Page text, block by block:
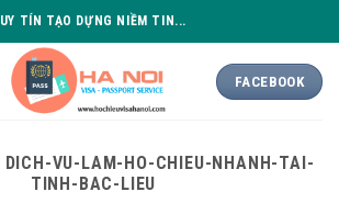
UY TÍN TẠO DỰNG NIỀM TIN...
FACEBOOK
DICH-VU-LAM-HO-CHIEU-NHANH-TAI-
TINH-BAC-LIEU